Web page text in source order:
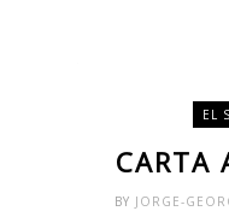
EL
CARTA
BY JORGE-